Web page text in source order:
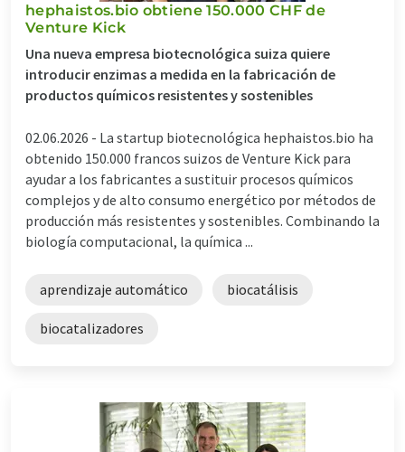
hephaistos.bio obtiene 150.000 CHF de
Venture Kick
Una nueva empresa biotecnológica suiza quiere
introducir enzimas a medida en la fabricación de
productos químicos resistentes y sostenibles
02.06.2026 - La startup biotecnológica hephaistos.bio ha
obtenido 150.000 francos suizos de Venture Kick para
ayudar a los fabricantes a sustituir procesos químicos
complejos y de alto consumo energético por métodos de
producción más resistentes y sostenibles. Combinando la
biología computacional, la química ...
aprendizaje automático biocatálisis
biocatalizadores